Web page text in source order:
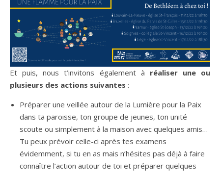
Et puis, nous t’invitons également à réaliser une ou
plusieurs des actions suivantes :
Préparer une veillée autour de la Lumière pour la Paix
dans ta paroisse, ton groupe de jeunes, ton unité
scoute ou simplement à la maison avec quelques amis…
Tu peux prévoir celle-ci après tes examens
évidemment, si tu en as mais n’hésites pas déjà à faire
connaître l’action autour de toi et préparer quelques